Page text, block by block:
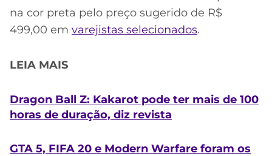
na cor preta pelo preço sugerido de R$
499,00 em varejistas selecionados.
LEIA MAIS
Dragon Ball Z: Kakarot pode ter mais de 100
horas de duração, diz revista
GTA 5, FIFA 20 e Modern Warfare foram os